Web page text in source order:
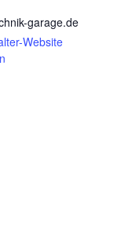
garage.de
Website